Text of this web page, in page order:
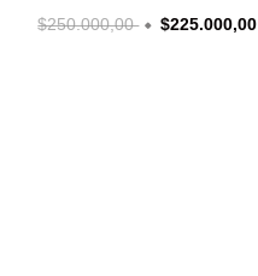
$250.000,00
$225.000,00